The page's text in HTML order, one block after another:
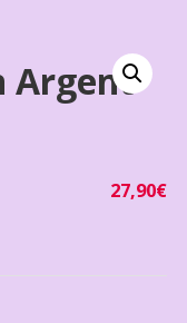
Argent
27,90€